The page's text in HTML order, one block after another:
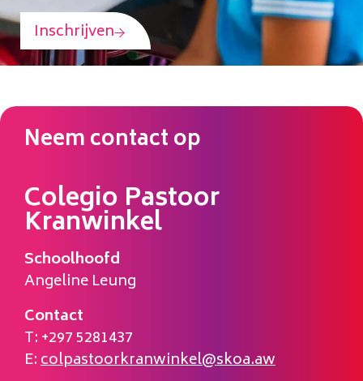
Inschrijven
Colegio Pastoor
Kranwinkel
Schoolhoofd
Angeline Leung
Contact
T: +297 5281437
E:colpastoorkranwinkel@skoa.aw
Neem contact op